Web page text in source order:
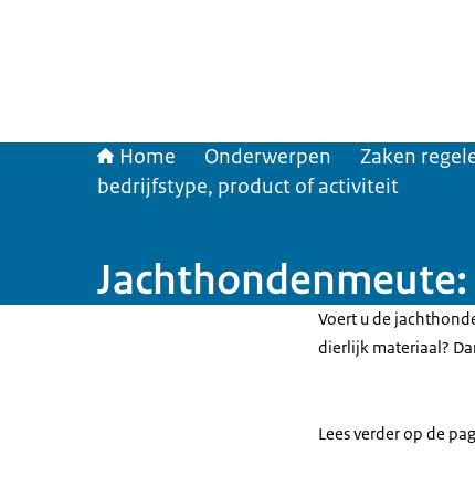
Home Onderwerpen Zaken
bedrijfstype, product of activiteit
Voert u de
dierlijk materiaal?
Lees verder op de